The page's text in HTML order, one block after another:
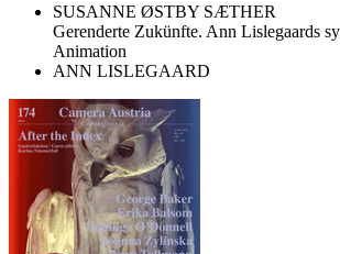
SUSANNE ØSTBY SÆTHER
Gerenderte Zukünfte. Ann Lislegaards
Animation
ANN LISLEGAARD